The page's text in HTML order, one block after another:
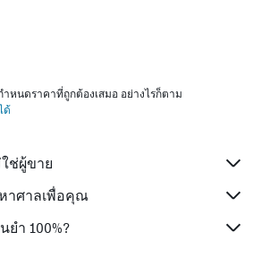
ำหนดราคาที่ถูกต้องเสมอ อย่างไรก็ตาม
ด้
ใช่ผู้ขาย
าศาลเพื่อคุณ
ำ 100%?